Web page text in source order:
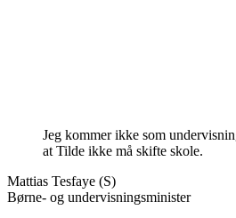
Jeg kommer ikke som
at Tilde ikke må skifte skole.
Mattias Tesfaye (S)
Børne- og undervisningsminister